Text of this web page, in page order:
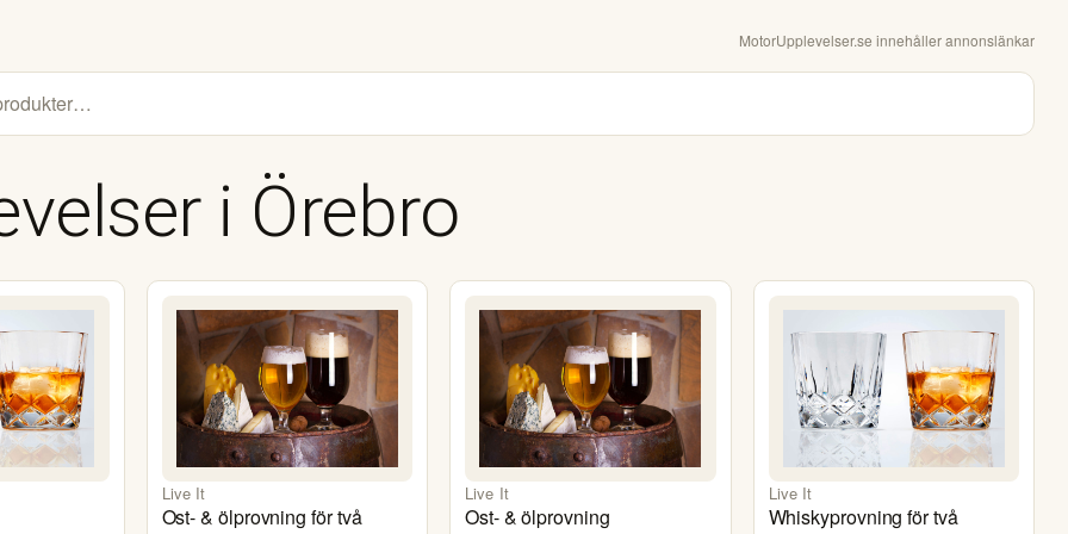
MotorUpplevelser.se innehåller annonslänkar
i Örebro
Live It
Ost- & ölprovning för två
Live It
Ost- & ölprovning
Live It
Whiskyprovning för två